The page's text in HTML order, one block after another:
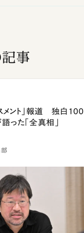
事
メント」報道 独白100
た「全真相」
部